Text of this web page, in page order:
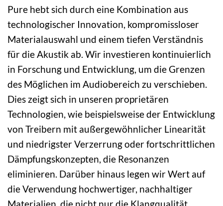
Pure hebt sich durch eine Kombination aus
technologischer Innovation, kompromissloser
Materialauswahl und einem tiefen Verständnis
für die Akustik ab. Wir investieren kontinuierlich
in Forschung und Entwicklung, um die Grenzen
des Möglichen im Audiobereich zu verschieben.
Dies zeigt sich in unseren proprietären
Technologien, wie beispielsweise der Entwicklung
von Treibern mit außergewöhnlicher Linearität
und niedrigster Verzerrung oder fortschrittlichen
Dämpfungskonzepten, die Resonanzen
eliminieren. Darüber hinaus legen wir Wert auf
die Verwendung hochwertiger, nachhaltiger